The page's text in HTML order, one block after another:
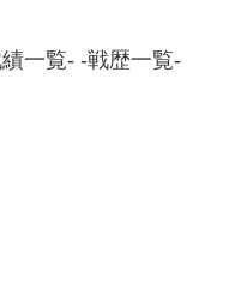
一覧- -戦歴一覧-